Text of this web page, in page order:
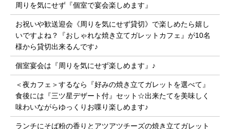
周りを気にせず『個室で宴会楽しめます』
お祝いや歓送迎会《周りを気にせず貸切》で楽しめたら嬉し
いですよね？『おしゃれな焼き立てガレットカフェ』が10名
様から貸切出来るんです♪
個室宴会は『周りを気にせず楽しめます』♪
＜夜カフェ＞するなら『好みの焼き立てガレットを選べて』
食後には『三ツ星デザート付』セット☆出来たてを美味しく
味わいながらゆっくりお喋り楽しめます♪
ランチにそば粉の香りとアツアツチーズの焼き立てガレット